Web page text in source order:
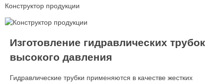
Конструктор продукции
Изготовление гидравлических трубок
высокого давления
Гидравлические трубки применяются в качестве жестких